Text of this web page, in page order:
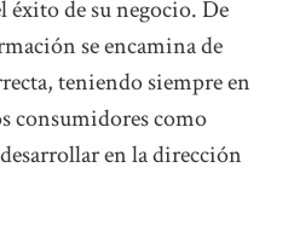
de su negocio. De
se encamina de
teniendo siempre en
consumidores como
en la dirección